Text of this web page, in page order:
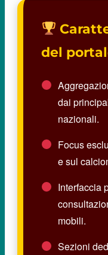
del
dai
nazionali.
Focus
e sul
Interfaccia
mobili.
Sezioni